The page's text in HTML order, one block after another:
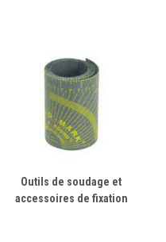
Outils de soudage et
accessoires de fixation